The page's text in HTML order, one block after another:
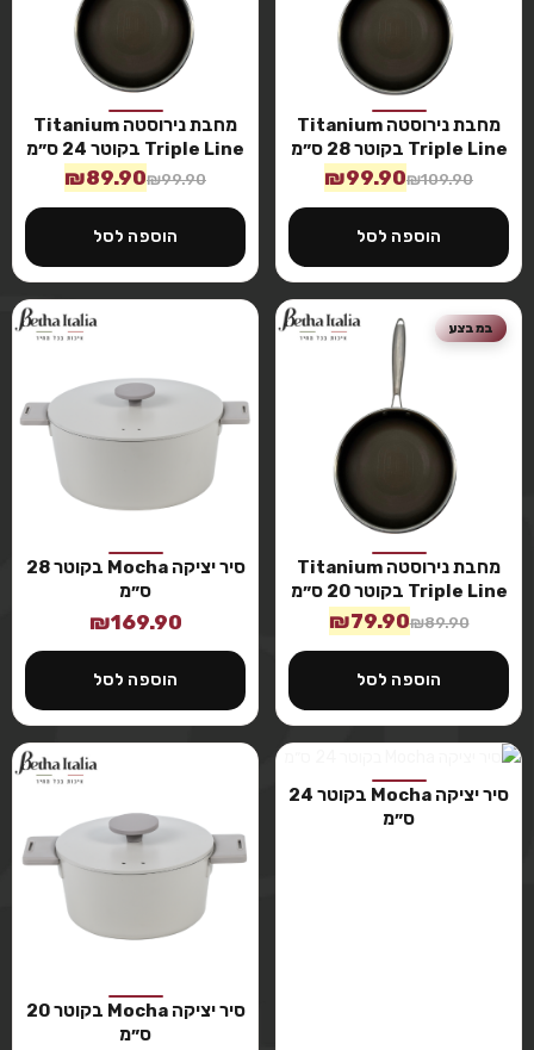
מחבת נירוסטה Titanium
Triple Line בקוטר 28 ס״מ
₪109.90
₪99.90
הוספה לסל
מחבת נירוסטה Titanium
Triple Line בקוטר 24 ס״מ
₪99.90
₪89.90
הוספה לסל
במבצע
מחבת נירוסטה Titanium
Triple Line בקוטר 20 ס״מ
₪89.90
₪79.90
הוספה לסל
סיר יציקה Mocha בקוטר 28
ס״מ
₪169.90
הוספה לסל
סיר יציקה Mocha בקוטר 24
ס״מ
סיר יציקה Mocha בקוטר 20
ס״מ